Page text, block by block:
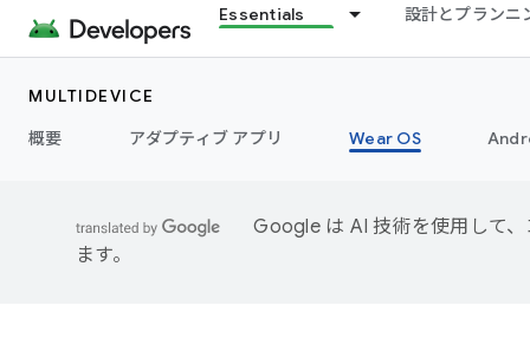
Essentials 設計とプランニ
MULTIDEVICE
概要
アダプティブ アプリ Wear OS
Google は AI 技術を使用して
ます。